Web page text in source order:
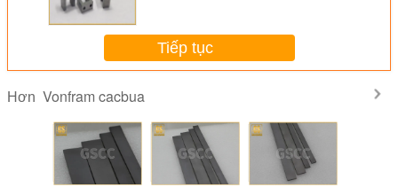
Tiếp tục
Hơn Vonfram cacbua